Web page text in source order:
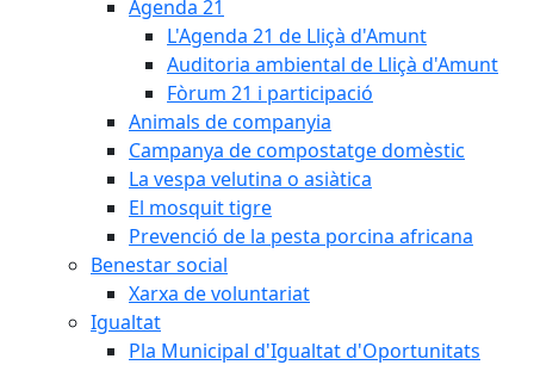
Agenda 21
L'Agenda 21 de Lliçà d'Amunt
Auditoria ambiental de Lliçà d'Amunt
Fòrum 21 i participació
Animals de companyia
Campanya de compostatge domèstic
La vespa velutina o asiàtica
El mosquit tigre
Prevenció de la pesta porcina africana
Benestar social
Xarxa de voluntariat
Igualtat
Pla Municipal d'Igualtat d'Oportunitats